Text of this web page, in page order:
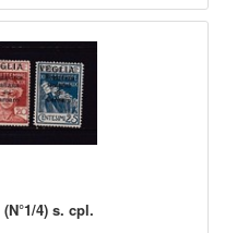
4) s. cpl.